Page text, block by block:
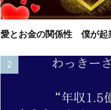
愛とお金の関係性 僕が起